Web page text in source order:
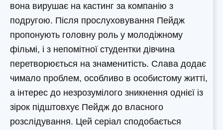
вона вирушає на кастинг за компанію з
подругою. Після прослуховування Пейдж
пропонують головну роль у молодіжному
фільмі, і з непомітної студентки дівчина
перетворюється на знаменитість. Слава додає
чимало проблем, особливо в особистому житті,
а інтерес до незрозумілого зникнення однієї із
зірок підштовхує Пейдж до власного
розслідування. Цей серіал сподобається